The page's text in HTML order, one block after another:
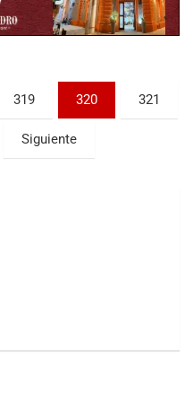
319 320 321
Siguiente